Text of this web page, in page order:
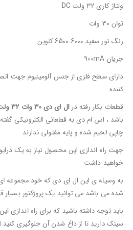
ولتاژ کاری 32 ولت DC
توان 30 وات
رنگ نور سفید 6000-6500 کلوین
جریان 900mA
دارای سطح فلزی از جنس آلومینیوم جهت
کننده
قطعات بکار رفته درال ای دی 30 وات 32 ولت
باشد ، اس ام دی به قطعاتی الکترونیکی
چاپی لحیم شده و پایه مفتولی ندارند
جهت راه اندازی این محصول نیاز به یک درایور
خواهید داشت
به وسیله ی این ال ای دی که خود مجموعه
شده می باشد می توانید یک پروژکتور بسیار
باید توجه داشته باشید که برای راه